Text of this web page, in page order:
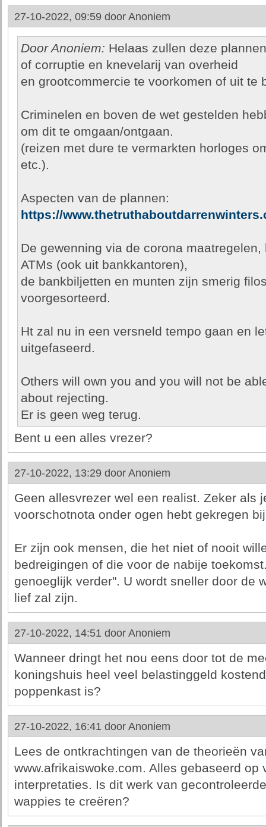
27-10-2022, 09:59 door Anoniem
Door Anoniem: Helaas zullen deze
of corruptie en knevelarij van overheid
en grootcommercie te voorkomen of uit te
Criminelen en boven de wet gestelden
om dit te omgaan/ontgaan.
(reizen met dure te vermarkten horloges
etc.).
Aspecten van de plannen:
https://
De gewenning via de corona
ATMs (ook uit bankkantoren),
de bankbiljetten en munten zijn smerig
voorgesorteerd.
Ht zal nu in een versneld tempo gaan en
uitgefaseerd.
Others will own you and you will not be
about rejecting.
Er is geen weg terug.
Bent u een alles vrezer?
27-10-2022, 13:29 door Anoniem
Geen allesvrezer wel een realist. Zeker als
voorschotnota onder ogen hebt gekregen
Er zijn ook mensen, die het niet of nooit
bedreigingen of die voor de nabije
genoeglijk verder". U wordt sneller door de
lief zal zijn.
27-10-2022, 14:51 door Anoniem
Wanneer dringt het nou eens door tot de
koningshuis heel veel belastinggeld
poppenkast is?
27-10-2022, 16:41 door Anoniem
Lees de ontkrachtingen van de theorieën
www.afrikaiswoke.com. Alles gebaseerd op
interpretaties. Is dit werk van
wappies te creëren?